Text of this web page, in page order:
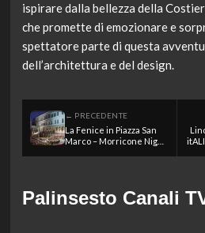
ispirare dalla bellezza della
che promette di emozionare e
spettatore parte di questa
dell’architettura e del design.
← PRECEDENTE
La Fenice in Piazza San
Marco – Morricone Night
Palinsesto Canali